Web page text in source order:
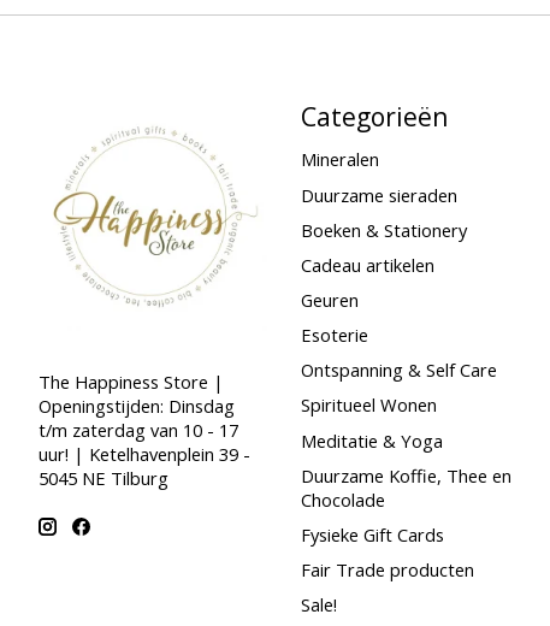
The Happiness Store |
Openingstijden: Dinsdag
t/m zaterdag van 10 - 17
uur! | Ketelhavenplein 39 -
5045 NE Tilburg
Categorieën
Mineralen
Duurzame sieraden
Boeken & Stationery
Cadeau artikelen
Geuren
Esoterie
Ontspanning & Self Care
Spiritueel Wonen
Meditatie & Yoga
Duurzame Koffie, Thee en
Chocolade
Fysieke Gift Cards
Fair Trade producten
Sale!